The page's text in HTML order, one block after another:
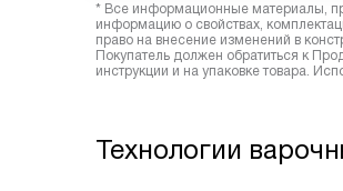
* Все информационные материалы,
информацию о свойствах,
право на внесение изменений в
Покупатель должен обратиться к
инструкции и на упаковке товара.
Технологии